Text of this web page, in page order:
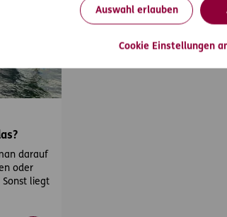
Auswahl erlauben
Cookie Einstellungen
darauf
oder
liegt